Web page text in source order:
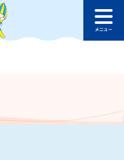
ージの本文へ
ュ